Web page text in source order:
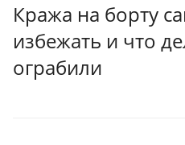
Кража на борту
избежать и что
ограбили